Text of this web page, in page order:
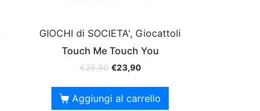
GIOCHI di SOCIETA', Giocattoli
Touch Me Touch You
€29,90 €23,90
Aggiungi al carrello